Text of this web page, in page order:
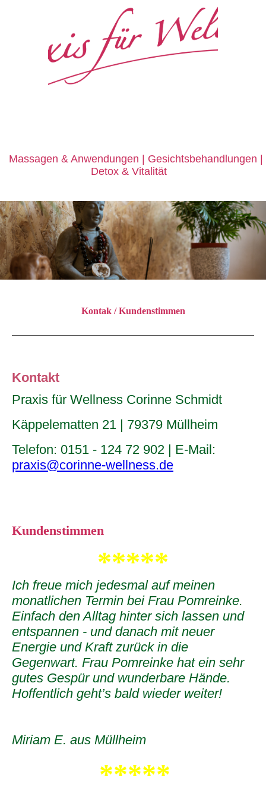
Massagen & Anwendungen | Gesichtsbehandlungen |
Detox &Vitalität
Kontak / Kundenstimmen
Kontakt
Praxis für Wellness Corinne Schmidt
Käppelematten 21 | 79379 Müllheim
Telefon: 0151 - 124 72 902 | E-Mail:
praxis@corinne-wellness.de
Kundenstimmen
*****
Ich freue mich jedesmal auf meinen
monatlichen Termin bei Frau Pomreinke.
Einfach den Alltag hinter sich lassen und
entspannen - und danach mit neuer
Energie und Kraft zurück in die
Gegenwart. Frau Pomreinke hat ein sehr
gutes Gespür und wunderbare Hände.
Hoffentlich geht’s bald wieder weiter!
Miriam E. aus Müllheim
*****